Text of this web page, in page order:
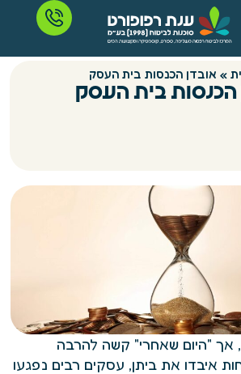
» אובדן הכנסות בית העסק
הכנסות בית העסק
אך "היום שאחרי" קשה להרבה
איבדו את ביתן, עסקים רבים נפגעו